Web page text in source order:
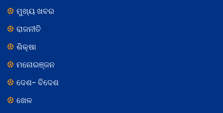
ମୁଖ୍ୟ ଖବର
ରାଜନୀତି
ଶିକ୍ଷା
ମନୋରଞ୍ଜନ
ଦେଶ- ବିଦେଶ
ଖେଳ